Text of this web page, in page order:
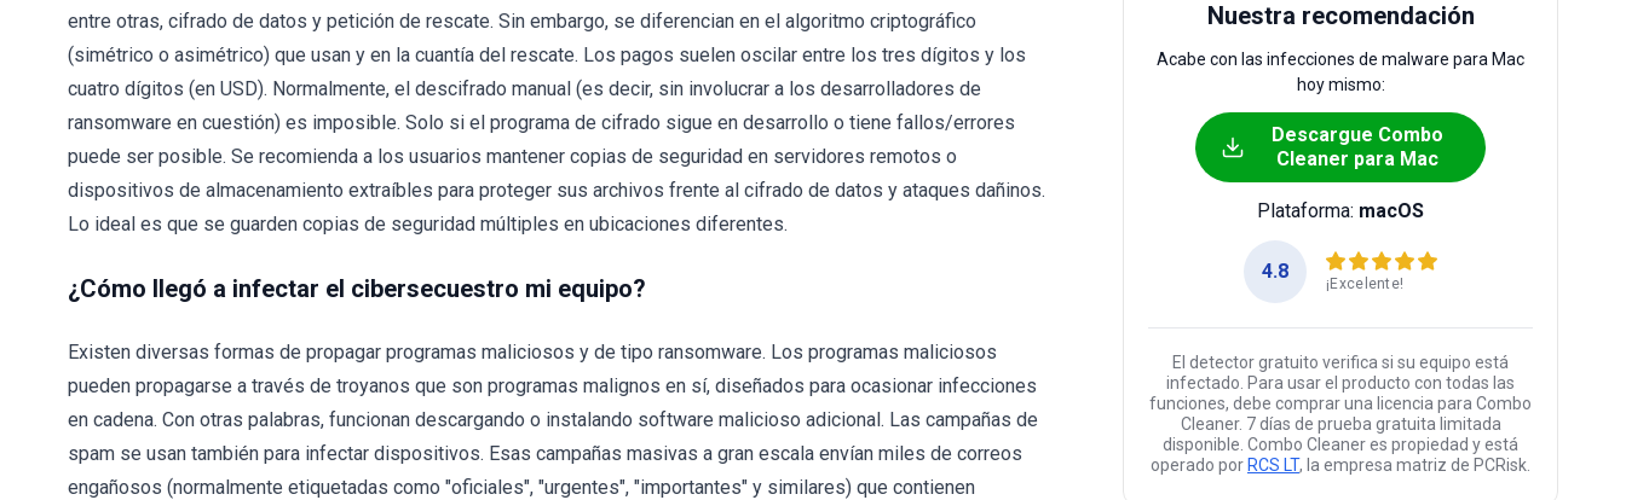
entre otras, cifrado de datos y petición de rescate. Sin embargo, se diferencian en el algoritmo criptográfico
(simétrico o asimétrico) que usan y en la cuantía del rescate. Los pagos suelen oscilar entre los tres dígitos y los
cuatro dígitos (en USD). Normalmente, el descifrado manual (es decir, sin involucrar a los desarrolladores de
ransomware en cuestión) es imposible. Solo si el programa de cifrado sigue en desarrollo o tiene fallos/errores
puede ser posible. Se recomienda a los usuarios mantener copias de seguridad en servidores remotos o
dispositivos de almacenamiento extraíbles para proteger sus archivos frente al cifrado de datos y ataques dañinos.
Lo ideal es que se guarden copias de seguridad múltiples en ubicaciones diferentes.
¿Cómo llegó a infectar el cibersecuestro mi equipo?
Existen diversas formas de propagar programas maliciosos y de tipo ransomware. Los programas maliciosos
pueden propagarse a través de troyanos que son programas malignos en sí, diseñados para ocasionar infecciones
en cadena. Con otras palabras, funcionan descargando o instalando software malicioso adicional. Las campañas de
spam se usan también para infectar dispositivos. Esas campañas masivas a gran escala envían miles de correos
engañosos (normalmente etiquetadas como "oficiales", "urgentes", "importantes" y similares) que contienen
Nuestra recomendación
Acabe con las infecciones de malware para Mac
hoy mismo:
Descargue Combo
Cleaner para Mac
Plataforma: macOS
4.8
¡Excelente!
El detector gratuito verifica si su equipo está
infectado. Para usar el producto con todas las
funciones, debe comprar una licencia para Combo
Cleaner. 7 días de prueba gratuita limitada
disponible. Combo Cleaner es propiedad y está
operado por RCS LT, la empresa matriz de PCRisk.